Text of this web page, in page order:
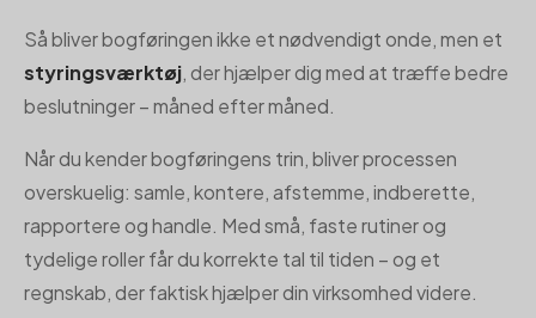
Så bliver bogføringen ikke et nødvendigt onde, men et
styringsværktøj, der hjælper dig med at træffe bedre
beslutninger – måned efter måned.
Når du kender bogføringens trin, bliver processen
overskuelig: samle, kontere, afstemme, indberette,
rapportere og handle. Med små, faste rutiner og
tydelige roller får du korrekte tal til tiden – og et
regnskab, der faktisk hjælper din virksomhed videre.